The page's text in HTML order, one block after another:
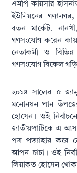
এমপি কায়সার
ইউনিয়নের
রতন মার্কেট,
গণসংযোগ করেন
নেতাকর্মী ও
গণসংযোগ বিকেল
২০১৪ সালের ৫
মনোনয়ন পান
হোসেন। ওই
জাতীয়পার্টিকে এ
পত্র প্রত্যাহার করে
আপন চাচা। ওই
লিয়াকত হোসেন